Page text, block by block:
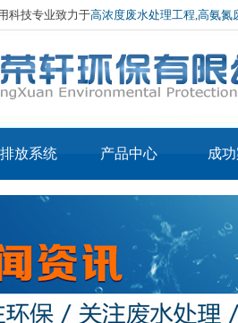
科技专业致力于高浓度废水处理工程,高氨氮
放系统 产品中心
核心产品3-IN-MVR蒸
核心产品2-IN-MVR烘
干机
LTAPE低温常压蒸发器
LTAPE废酸回收蒸发器
成